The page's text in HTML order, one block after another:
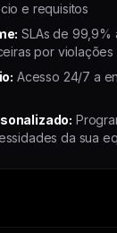
e requisitos
SLAs de 99,9%
por violações
Acesso 24/7 a
da sua